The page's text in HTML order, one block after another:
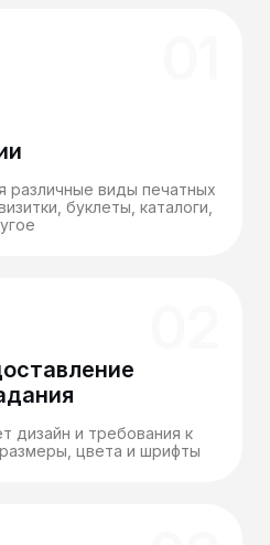
различные виды печатных
буклеты, каталоги,
дизайн и требования к
цвета и шрифты